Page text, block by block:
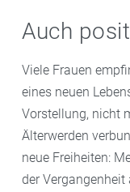
Auch
Viele Frauen
eines neuen
Vorstellung, nicht
Älterwerden
neue Freiheiten:
der Vergangenheit